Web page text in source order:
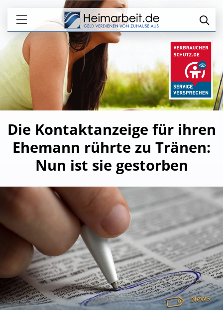
Die Kontaktanzeige für ihren
Ehemann rührte zu Tränen:
Nun ist sie gestorben
News